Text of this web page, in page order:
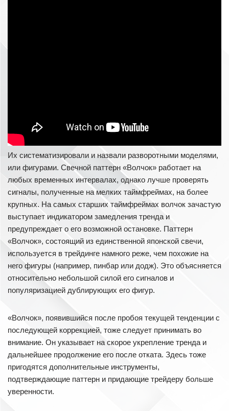
Их систематизировали и назвали разворотными моделями,
или фигурами. Свечной паттерн «Волчок» работает на
любых временных интервалах, однако лучше проверять
сигналы, полученные на мелких таймфреймах, на более
крупных. На самых старших таймфреймах волчок зачастую
выступает индикатором замедления тренда и
предупреждает о его возможной остановке. Паттерн
«Волчок», состоящий из единственной японской свечи,
используется в трейдинге намного реже, чем похожие на
него фигуры (например, пинбар или додж). Это объясняется
относительно небольшой силой его сигналов и
популяризацией дублирующих его фигур.
«Волчок», появившийся после пробоя текущей тенденции с
последующей коррекцией, тоже следует принимать во
внимание. Он указывает на скорое укрепление тренда и
дальнейшее продолжение его после отката. Здесь тоже
пригодятся дополнительные инструменты,
подтверждающие паттерн и придающие трейдеру больше
уверенности.